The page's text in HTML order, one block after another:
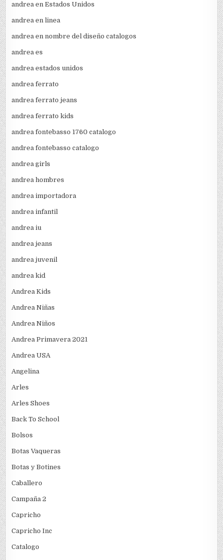
andrea en Estados Unidos
andrea en linea
andrea en nombre del diseño catalogos
andrea es
andrea estados unidos
andrea ferrato
andrea ferrato jeans
andrea ferrato kids
andrea fontebasso 1760 catalogo
andrea fontebasso catalogo
andrea girls
andrea hombres
andrea importadora
andrea infantil
andrea iu
andrea jeans
andrea juvenil
andrea kid
Andrea Kids
Andrea Niñas
Andrea Niños
Andrea Primavera 2021
Andrea USA
Angelina
Arles
Arles Shoes
Back To School
Bolsos
Botas Vaqueras
Botas y Botines
Caballero
Campaña 2
Capricho
Capricho Inc
Catalogo